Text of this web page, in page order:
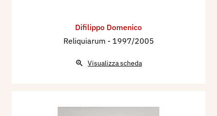
Difilippo Domenico
Reliquiarum - 1997/2005
Visualizza scheda